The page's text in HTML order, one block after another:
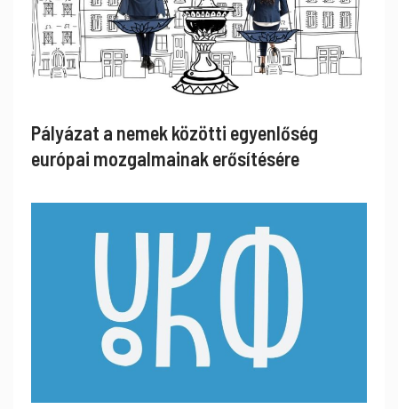
Pályázat a nemek közötti egyenlőség
európai mozgalmainak erősítésére